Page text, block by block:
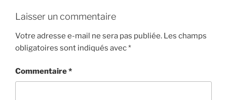
Laisser un commentaire
Votre adresse e-mail ne sera pas publiée. Les champs
obligatoires sont indiqués avec*
Commentaire*